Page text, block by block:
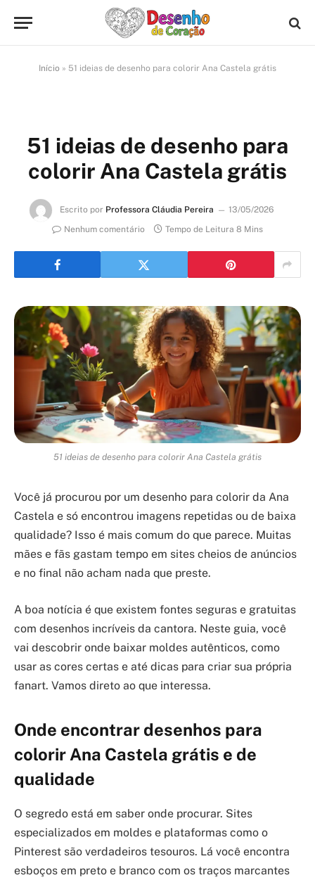
Início » 51 ideias de desenho para colorir Ana Castela grátis
51 ideias de desenho para
colorir Ana Castela grátis
Escrito por Professora Cláudia Pereira
13/05/2026
Nenhum comentário
Tempo de Leitura 8 Mins
51 ideias de desenho para colorir Ana Castela grátis
Você já procurou por um desenho para colorir da Ana
Castela e só encontrou imagens repetidas ou de baixa
qualidade? Isso é mais comum do que parece. Muitas
mães e fãs gastam tempo em sites cheios de anúncios
e no final não acham nada que preste.
A boa notícia é que existem fontes seguras e gratuitas
com desenhos incríveis da cantora. Neste guia, você
vai descobrir onde baixar moldes autênticos, como
usar as cores certas e até dicas para criar sua própria
fanart. Vamos direto ao que interessa.
Onde encontrar desenhos para
colorir Ana Castela grátis e de
qualidade
O segredo está em saber onde procurar. Sites
especializados em moldes e plataformas como o
Pinterest são verdadeiros tesouros. Lá você encontra
esboços em preto e branco com os traços marcantes